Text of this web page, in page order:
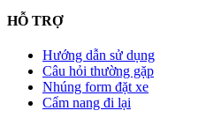
HỖ TRỢ
Hướng dẫn sử dụng
Câu hỏi thường gặp
Nhúng form đặt xe
Cẩm nang đi lại